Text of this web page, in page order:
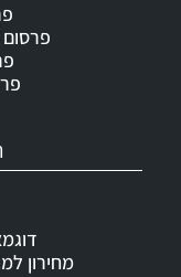
מחירון